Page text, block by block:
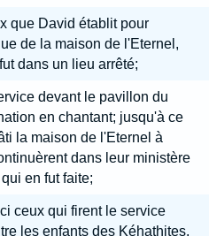
que David établit pour
de la maison de l'Eternel,
dans un lieu arrêté;
devant le pavillon du
en chantant; jusqu'à ce
la maison de l'Eternel à
dans leur ministère
en fut faite;
ceux qui firent le service
les enfants des Kéhathites,